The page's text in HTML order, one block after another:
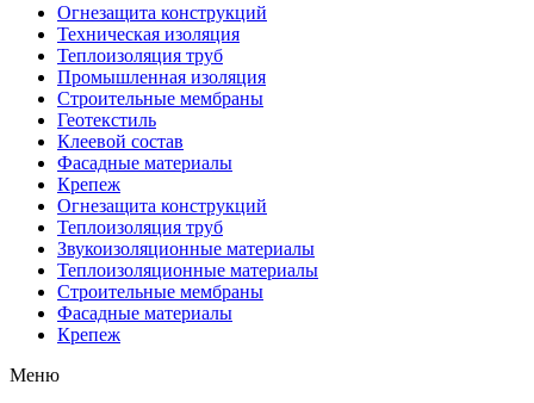
Огнезащита конструкций
Техническая изоляция
Теплоизоляция труб
Промышленная изоляция
Строительные мембраны
Геотекстиль
Клеевой состав
Фасадные материалы
Крепеж
Огнезащита конструкций
Теплоизоляция труб
Звукоизоляционные материалы
Теплоизоляционные материалы
Строительные мембраны
Фасадные материалы
Крепеж
Меню